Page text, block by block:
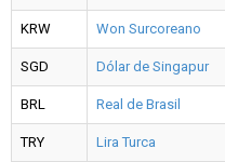
KRW Won Surcoreano
SGD Dólar de Singapur
BRL Real de Brasil
TRY Lira Turca